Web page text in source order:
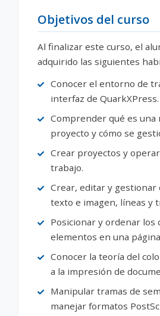
Objetivos del curso
Al finalizar este curso, el
adquirido las siguientes
Conocer el entorno de
interfaz de QuarkXPress.
Comprender qué es una
proyecto y cómo se
Crear proyectos y
trabajo.
Crear, editar y gestionar
texto e imagen, líneas y
Posicionar y ordenar los
elementos en una
Conocer la teoría del
a la impresión de
Manipular tramas de
manejar formatos